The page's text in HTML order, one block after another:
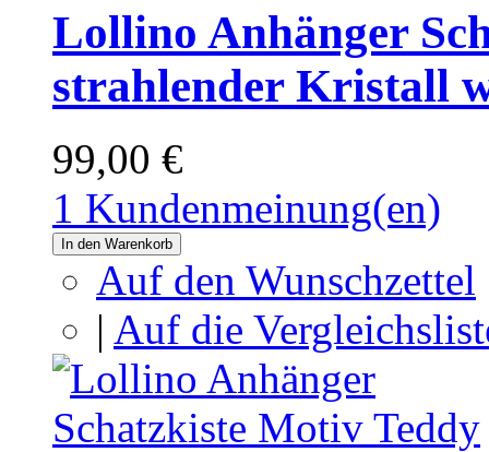
Lollino Anhänger
strahlender Kristall
99,00 €
1 Kundenmeinung(en)
In den Warenkorb
Auf den Wunschzettel
| Auf die